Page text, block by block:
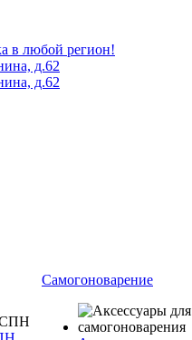
в любой регион!
д.62
д.62
Самогоноварение